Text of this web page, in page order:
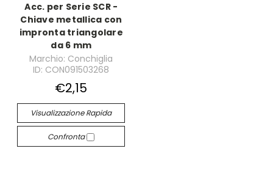
Acc. per Serie SCR -
Chiave metallica con
impronta triangolare
da 6 mm
Marchio: Conchiglia
ID: CON091503268
€2,15
Visualizzazione Rapida
Confronta